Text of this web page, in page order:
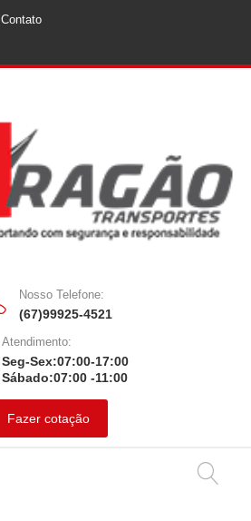
Contato
Nosso Telefone:
(67)99925-4521
Atendimento:
Seg-Sex:07:00-17:00
Sábado:07:00 -11:00
Fazer cotação